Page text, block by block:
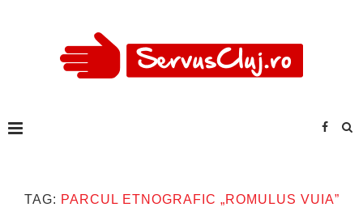
TAG: PARCUL ETNOGRAFIC „ROMULUS VUIA”